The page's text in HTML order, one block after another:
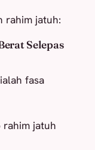
rahim jatuh:
Selepas
fasa
jatuh